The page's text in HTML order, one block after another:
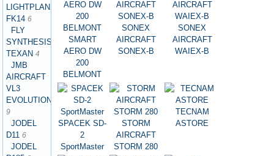
LIGHTPLANES
FK14 6
FLY
SYNTHESIS
TEXAN 4
JMB
AIRCRAFT
VL3
EVOLUTION
9
JODEL
D11 6
JODEL
SMART
AERO DW
200
BELMONT
SONEX
AIRCRAFT
SONEX-B
SONEX
AIRCRAFT
WAIEX-B
SPACEK SD-
2
SportMaster
STORM
AIRCRAFT
STORM 280
TECNAM
ASTORE